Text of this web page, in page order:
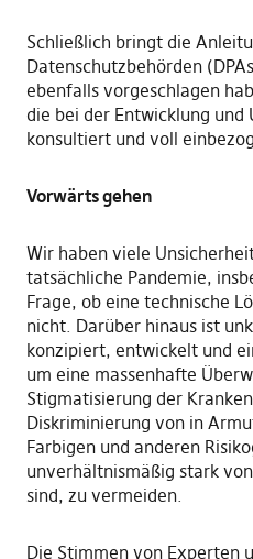
Schließlich bringt die
Datenschutzbehörden
ebenfalls vorgeschlagen
die bei der Entwicklung und
konsultiert und voll
Vorwärts gehen
Wir haben viele
tatsächliche Pandemie,
Frage, ob eine technische
nicht. Darüber hinaus ist
konzipiert, entwickelt und
um eine massenhafte
Stigmatisierung der
Diskriminierung von in
Farbigen und anderen
unverhältnismäßig stark
sind, zu vermeiden.
Die Stimmen von Experten